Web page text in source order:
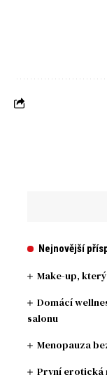
Nejnovější
Make-up,
Domácí
salonu
Menopauza
První erotická